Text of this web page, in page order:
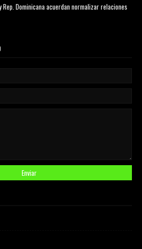
Rep. Dominicana acuerdan normalizar relaciones